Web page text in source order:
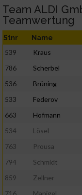
Team ALDI
Teamwertung
Stnr Name
539 Kraus
786
Scherbel
536
Brüning
533
Federov
663
Hofmann
534
Lösel
763
Prousa
794
Schmidt
859
Zellner